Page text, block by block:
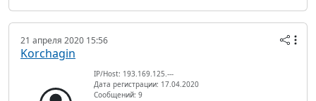
21 апреля 2020 15:56
Korchagin
IP/Host: 193.169.125.---
Дата регистрации: 17.04.2020
Сообщений: 9